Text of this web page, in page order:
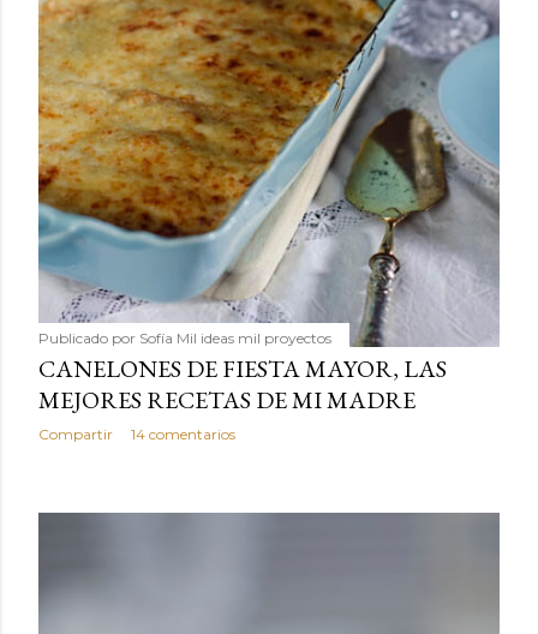
Publicado por Sofía Mil ideas mil proyectos
CANELONES DE FIESTA MAYOR, LAS
MEJORES RECETAS DE MI MADRE
Compartir 14 comentarios